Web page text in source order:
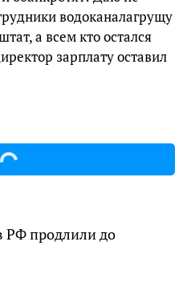
водоканалагрущу
а всем кто остался
зарплату оставил
РФ продлили до